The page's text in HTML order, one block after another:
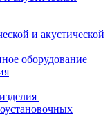
и акустической
оборудование